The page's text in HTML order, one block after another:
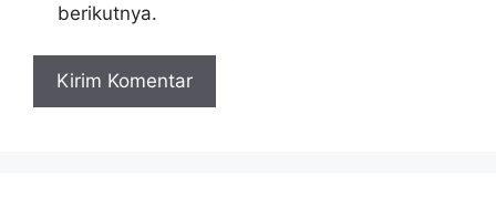
berikutnya.